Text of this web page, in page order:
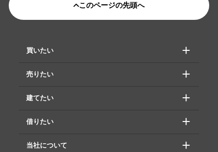
このページの先頭へ
買いたい
売りたい
建てたい
借りたい
当社について